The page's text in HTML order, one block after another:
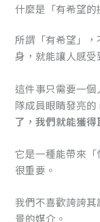
什麼是「有希望的
所謂「有希望」
身，就能讓人感受
這件事只需要一
隊成員眼睛發亮的
了，我們就能獲得
它是一種能帶來
很重要。
我們不喜歡誇誇
景的媒介。